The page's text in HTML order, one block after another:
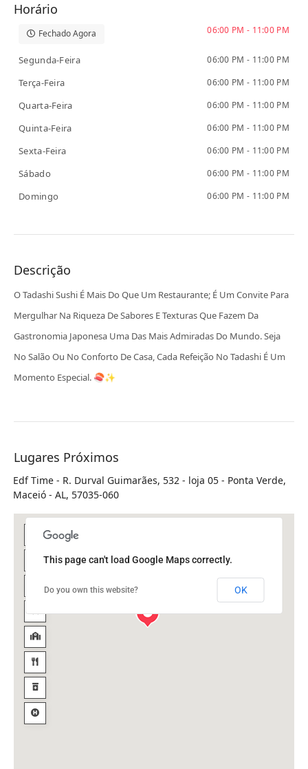
Horário
Fechado Agora 06:00 PM - 11:00 PM
Segunda-Feira 06:00 PM - 11:00 PM
Terça-Feira 06:00 PM - 11:00 PM
Quarta-Feira 06:00 PM - 11:00 PM
Quinta-Feira 06:00 PM - 11:00 PM
Sexta-Feira 06:00 PM - 11:00 PM
Sábado 06:00 PM - 11:00 PM
Domingo 06:00 PM - 11:00 PM
Descrição
O Tadashi Sushi É Mais Do Que Um Restaurante; É Um Convite Para
Mergulhar Na Riqueza De Sabores E Texturas Que Fazem Da
Gastronomia Japonesa Uma Das Mais Admiradas Do Mundo. Seja
No Salão Ou No Conforto De Casa, Cada Refeição No Tadashi É Um
Momento Especial. 🍣✨
Lugares Próximos
Edf Time - R. Durval Guimarães, 532 - loja 05 - Ponta Verde,
Maceió - AL, 57035-060
This page can't load Google Maps correctly.
Do you own this website? OK